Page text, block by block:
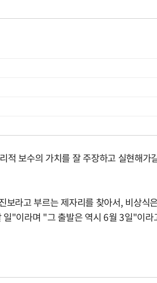
보수의 가치를 잘 주장하고 실현해가
라고 부르는 제자리를 찾아서, 비상식
일"이라며 "그 출발은 역시 6월 3일"이라